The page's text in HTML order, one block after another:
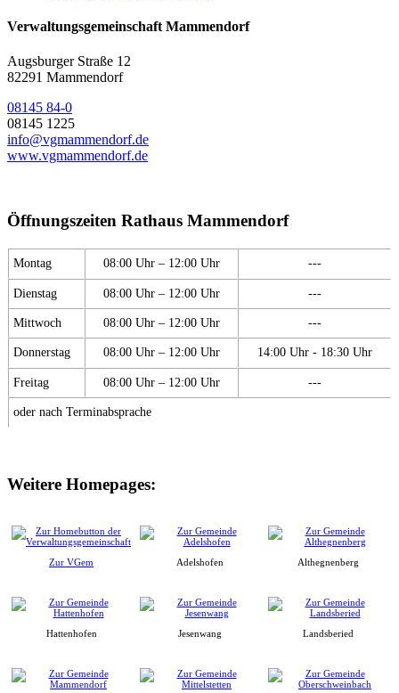
Verwaltungsgemeinschaft Mammendorf
Augsburger Straße 12
82291 Mammendorf
08145 84-0
08145 1225
info@vgmammendorf.de
www.vgmammendorf.de
Öffnungszeiten Rathaus Mammendorf
Montag 08:00 Uhr – 12:00 Uhr ---
Dienstag 08:00 Uhr – 12:00 Uhr ---
Mittwoch 08:00 Uhr – 12:00 Uhr ---
Donnerstag 08:00 Uhr – 12:00 Uhr 14:00 Uhr - 18:30 Uhr
Freitag 08:00 Uhr – 12:00 Uhr ---
oder nach Terminabsprache
Weitere Homepages:
Zur VGem Adelshofen Althegnenberg
Hattenhofen Jesenwang Landsberied